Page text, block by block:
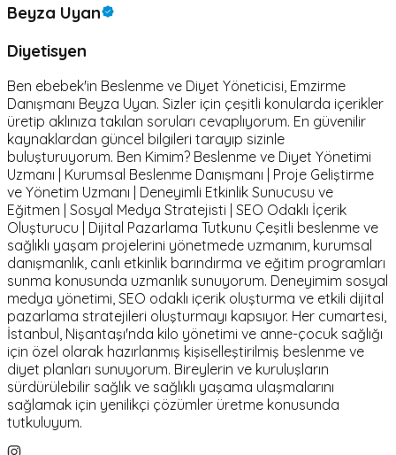
Beyza Uyan
Diyetisyen
Ben ebebek'in Beslenme ve Diyet Yöneticisi, Emzirme
Danışmanı Beyza Uyan. Sizler için çeşitli konularda içerikler
üretip aklınıza takılan soruları cevaplıyorum. En güvenilir
kaynaklardan güncel bilgileri tarayıp sizinle
buluşturuyorum. Ben Kimim? Beslenme ve Diyet Yönetimi
Uzmanı | Kurumsal Beslenme Danışmanı | Proje Geliştirme
ve Yönetim Uzmanı | Deneyimli Etkinlik Sunucusu ve
Eğitmen | Sosyal Medya Stratejisti | SEO Odaklı İçerik
Oluşturucu | Dijital Pazarlama Tutkunu Çeşitli beslenme ve
sağlıklı yaşam projelerini yönetmede uzmanım, kurumsal
danışmanlık, canlı etkinlik barındırma ve eğitim programları
sunma konusunda uzmanlık sunuyorum. Deneyimim sosyal
medya yönetimi, SEO odaklı içerik oluşturma ve etkili dijital
pazarlama stratejileri oluşturmayı kapsıyor. Her cumartesi,
İstanbul, Nişantaşı'nda kilo yönetimi ve anne-çocuk sağlığı
için özel olarak hazırlanmış kişiselleştirilmiş beslenme ve
diyet planları sunuyorum. Bireylerin ve kuruluşların
sürdürülebilir sağlık ve sağlıklı yaşama ulaşmalarını
sağlamak için yenilikçi çözümler üretme konusunda
tutkuluyum.